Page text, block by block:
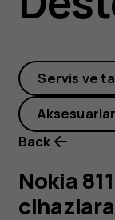
nasıl
ile
Servis ve
Aksesuarlar
Back
Nokia
cihazlara